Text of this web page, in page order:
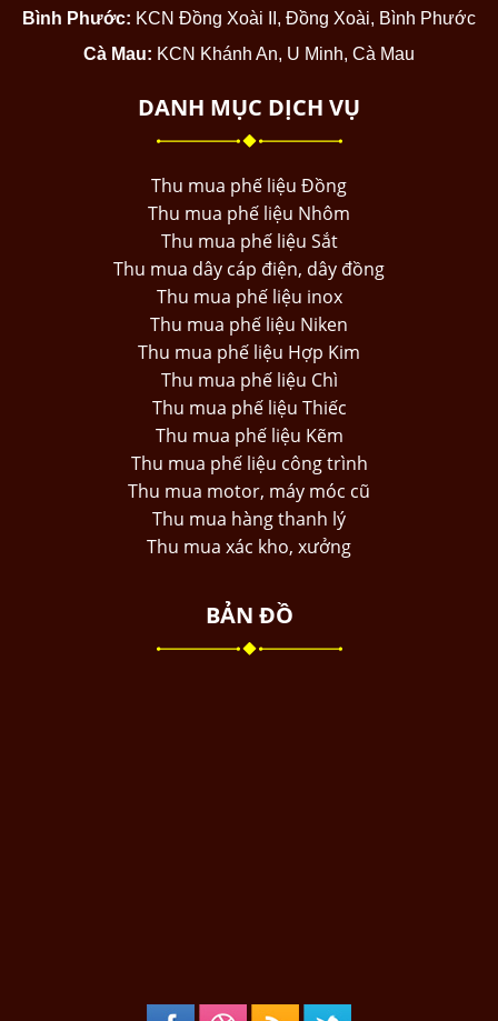
Bình Phước: KCN Đồng Xoài II, Đồng Xoài, Bình Phước
Cà Mau: KCN Khánh An, U Minh, Cà Mau
DANH MỤC DỊCH VỤ
Thu mua phế liệu Đồng
Thu mua phế liệu Nhôm
Thu mua phế liệu Sắt
Thu mua dây cáp điện, dây đồng
Thu mua phế liệu inox
Thu mua phế liệu Niken
Thu mua phế liệu Hợp Kim
Thu mua phế liệu Chì
Thu mua phế liệu Thiếc
Thu mua phế liệu Kẽm
Thu mua phế liệu công trình
Thu mua motor, máy móc cũ
Thu mua hàng thanh lý
Thu mua xác kho, xưởng
BẢN ĐỒ